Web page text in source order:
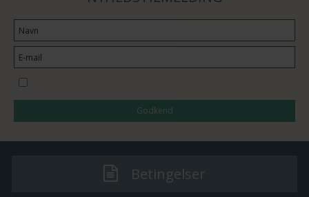
Godkend
Betingelser